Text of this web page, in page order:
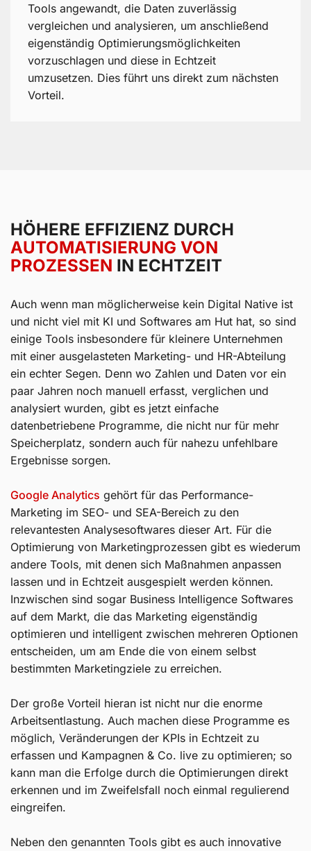
Tools angewandt, die Daten zuverlässig
vergleichen und analysieren, um anschließend
eigenständig Optimierungsmöglichkeiten
vorzuschlagen und diese in Echtzeit
umzusetzen. Dies führt uns direkt zum nächsten
Vorteil.
HÖHERE EFFIZIENZ DURCH
AUTOMATISIERUNG VON
PROZESSEN IN ECHTZEIT
Auch wenn man möglicherweise kein Digital Native ist
und nicht viel mit KI und Softwares am Hut hat, so sind
einige Tools insbesondere für kleinere Unternehmen
mit einer ausgelasteten Marketing- und HR-Abteilung
ein echter Segen. Denn wo Zahlen und Daten vor ein
paar Jahren noch manuell erfasst, verglichen und
analysiert wurden, gibt es jetzt einfache
datenbetriebene Programme, die nicht nur für mehr
Speicherplatz, sondern auch für nahezu unfehlbare
Ergebnisse sorgen.
Google Analytics gehört für das Performance-
Marketing im SEO- und SEA-Bereich zu den
relevantesten Analysesoftwares dieser Art. Für die
Optimierung von Marketingprozessen gibt es wiederum
andere Tools, mit denen sich Maßnahmen anpassen
lassen und in Echtzeit ausgespielt werden können.
Inzwischen sind sogar Business Intelligence Softwares
auf dem Markt, die das Marketing eigenständig
optimieren und intelligent zwischen mehreren Optionen
entscheiden, um am Ende die von einem selbst
bestimmten Marketingziele zu erreichen.
Der große Vorteil hieran ist nicht nur die enorme
Arbeitsentlastung. Auch machen diese Programme es
möglich, Veränderungen der KPIs in Echtzeit zu
erfassen und Kampagnen & Co. live zu optimieren; so
kann man die Erfolge durch die Optimierungen direkt
erkennen und im Zweifelsfall noch einmal regulierend
eingreifen.
Neben den genannten Tools gibt es auch innovative